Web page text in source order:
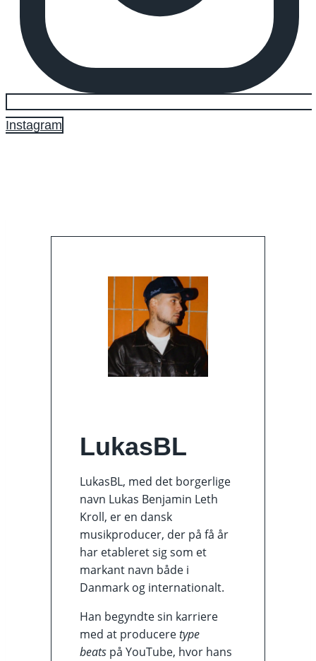
Instagram
LukasBL
LukasBL, med det borgerlige
navn Lukas Benjamin Leth
Kroll, er en dansk
musikproducer, der på få år
har etableret sig som et
markant navn både i
Danmark og internationalt.
Han begyndte sin karriere
med at produceretype
beats på YouTube, hvor hans